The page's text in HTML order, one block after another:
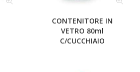
CONTENITORE IN
VETRO 80ml
C/CUCCHIAIO